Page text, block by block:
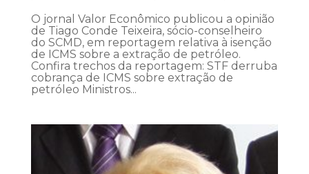
O jornal Valor Econômico publicou a opinião
de Tiago Conde Teixeira, sócio-conselheiro
do SCMD, em reportagem relativa à isenção
de ICMS sobre a extração de petróleo.
Confira trechos da reportagem: STF derruba
cobrança de ICMS sobre extração de
petróleo Ministros...